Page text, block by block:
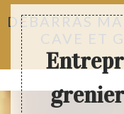
DÉBARRAS
CAVE ET
grenier